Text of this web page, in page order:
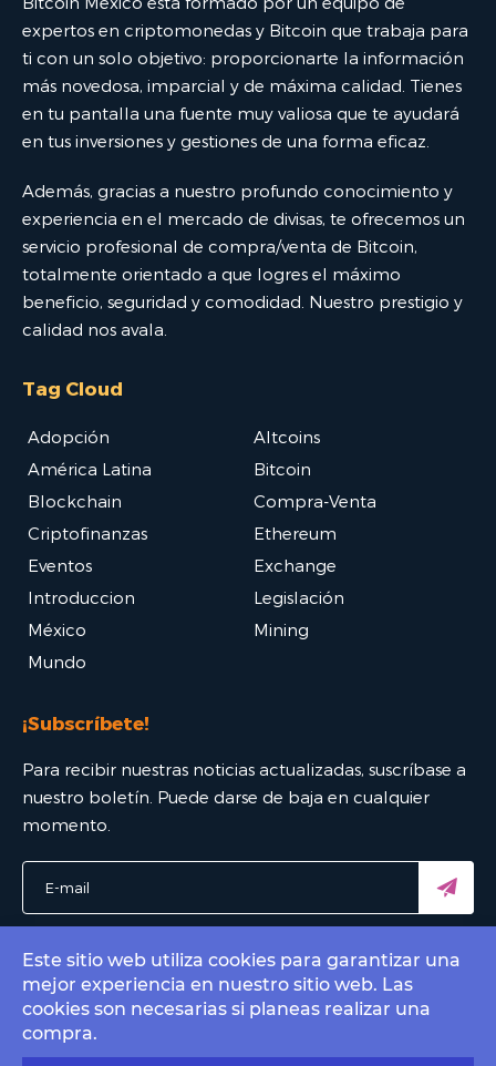
expertos en criptomonedas y Bitcoin que trabaja para
ti con un solo objetivo: proporcionarte la información
más novedosa, imparcial y de máxima calidad. Tienes
en tu pantalla una fuente muy valiosa que te ayudará
en tus inversiones y gestiones de una forma eficaz.
Además, gracias a nuestro profundo conocimiento y
experiencia en el mercado de divisas, te ofrecemos un
servicio profesional de compra/venta de Bitcoin,
totalmente orientado a que logres el máximo
beneficio, seguridad y comodidad. Nuestro prestigio y
calidad nos avala.
Tag Cloud
Adopción
Altcoins
América Latina
Bitcoin
Blockchain
Compra-Venta
Criptofinanzas
Ethereum
Eventos
Exchange
Introduccion
Legislación
México
Mining
Mundo
¡Subscríbete!
Para recibir nuestras noticias actualizadas, suscríbase a
nuestro boletín. Puede darse de baja en cualquier
momento.
© 2022 Bitcoin Mexico - El mejor portal Bitcoin. All rights
Contact by emailinfo@bitcoin.com.mx.
Este sitio web utiliza cookies para garantizar una
mejor experiencia en nuestro sitio web. Las
cookies son necesarias si planeas realizar una
compra.